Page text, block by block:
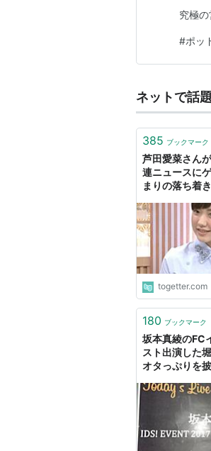
究極の
#ポッ
ネットで話題
385 ブックマーク
芦田愛菜さん
連ニュースに
まりの落ち着
いぶん違うと
ど」
togetter.com
180 ブックマーク
坂本真綾のFC
スト出演した
オタっぷりを